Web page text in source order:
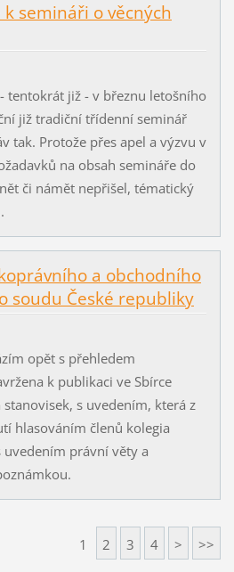
semináři o věcných
tentokrát již - v březnu letošního
již tradiční třídenní seminář
tak. Protože přes apel a výzvu v
na obsah semináře do
či námět nepřišel, tématický
a obchodního
soudu České republiky
opět s přehledem
k publikaci ve Sbírce
s uvedením, která z
hlasováním členů kolegia
právní věty a
1 2 3 4 > >>